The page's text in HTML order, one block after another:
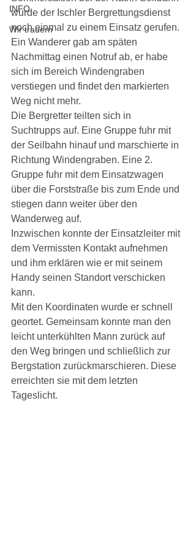
INFO
Wir trauern
wurde der Ischler Bergrettungsdienst
noch einmal zu einem Einsatz gerufen.
Ein Wanderer gab am späten
Nachmittag einen Notruf ab, er habe
sich im Bereich Windengraben
verstiegen und findet den markierten
Weg nicht mehr.
Die Bergretter teilten sich in
Suchtrupps auf. Eine Gruppe fuhr mit
der Seilbahn hinauf und marschierte in
Richtung Windengraben. Eine 2.
Gruppe fuhr mit dem Einsatzwagen
über die Forststraße bis zum Ende und
stiegen dann weiter über den
Wanderweg auf.
Inzwischen konnte der Einsatzleiter mit
dem Vermissten Kontakt aufnehmen
und ihm erklären wie er mit seinem
Handy seinen Standort verschicken
kann.
Mit den Koordinaten wurde er schnell
geortet. Gemeinsam konnte man den
leicht unterkühlten Mann zurück auf
den Weg bringen und schließlich zur
Bergstation zurückmarschieren. Diese
erreichten sie mit dem letzten
Tageslicht.